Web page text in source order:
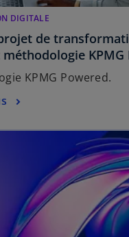
DIGITALE
de
KPMG
KPMG Powered.